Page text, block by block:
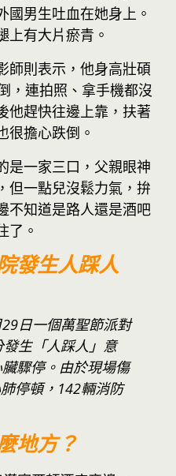
國男生吐血在她身上。
上有大片瘀青。
師則表示，他身高壯碩
，連拍照、拿手機都沒
他趕快往邊上靠，扶著
很擔心跌倒。
是一家三口，父親眼神
但一點兒沒鬆力氣，拚
不知道是路人還是酒吧
了。
發生人踩人
日一個萬聖節派對
生「人踩人」意
驟停。由於現場傷
停頓，142輛消防
地方？